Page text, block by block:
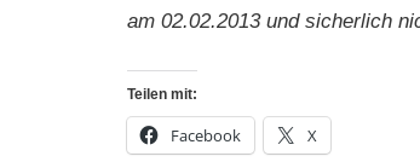
am 02.02.2013 und sicherlich
Teilen mit:
Facebook X